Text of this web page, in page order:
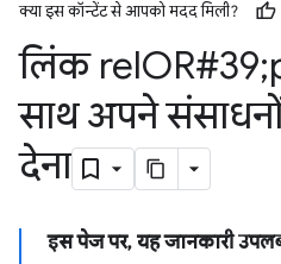
क्या इस कॉन्टेंट से आपको मदद मिली?
लिंक rel
साथ अपने संसाधनों
देना
इस पेज पर, यह जानकारी